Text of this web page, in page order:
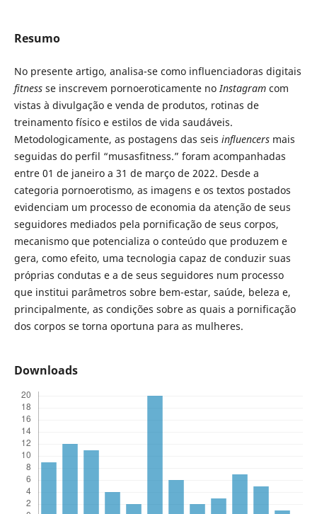
Resumo
No presente artigo, analisa-se como influenciadoras digitais
fitnessse inscrevem pornoeroticamente noInstagram com
vistas à divulgação e venda de produtos, rotinas de
treinamento físico e estilos de vida saudáveis.
Metodologicamente, as postagens das seis influencersmais
seguidas do perfil “musasfitness.” foram acompanhadas
entre 01 de janeiro a 31 de março de 2022. Desde a
categoria pornoerotismo, as imagens e os textos postados
evidenciam um processo de economia da atenção de seus
seguidores mediados pela pornificação de seus corpos,
mecanismo que potencializa o conteúdo que produzem e
gera, como efeito, uma tecnologia capaz de conduzir suas
próprias condutas e a de seus seguidores num processo
que institui parâmetros sobre bem-estar, saúde, beleza e,
principalmente, as condições sobre as quais a pornificação
dos corpos se torna oportuna para as mulheres.
Downloads